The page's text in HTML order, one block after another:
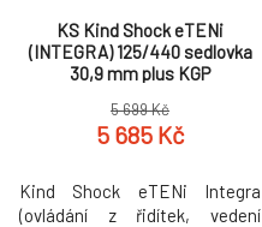
KS Kind Shock eTENi
(INTEGRA) 125/440 sedlovka
30,9 mm plus KGP
5 699 Kč
5 685 Kč
Kind Shock eTENi Integra
(ovládání z řidítek, vedení